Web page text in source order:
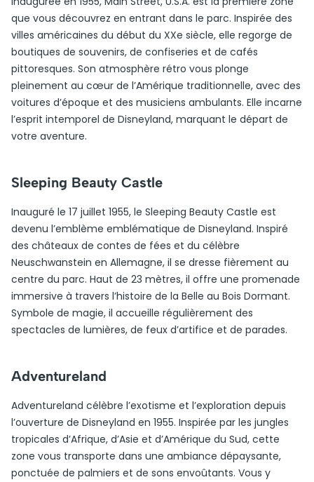
que vous découvrez en entrant dans le parc. Inspirée des
villes américaines du début du XXe siècle, elle regorge de
boutiques de souvenirs, de confiseries et de cafés
pittoresques. Son atmosphère rétro vous plonge
pleinement au cœur de l’Amérique traditionnelle, avec des
voitures d’époque et des musiciens ambulants. Elle incarne
l’esprit intemporel de Disneyland, marquant le départ de
votre aventure.
Sleeping Beauty Castle
Inauguré le 17 juillet 1955, le Sleeping Beauty Castle est
devenu l’emblème emblématique de Disneyland. Inspiré
des châteaux de contes de fées et du célèbre
Neuschwanstein en Allemagne, il se dresse fièrement au
centre du parc. Haut de 23 mètres, il offre une promenade
immersive à travers l’histoire de la Belle au Bois Dormant.
Symbole de magie, il accueille régulièrement des
spectacles de lumières, de feux d’artifice et de parades.
Adventureland
Adventureland célèbre l’exotisme et l’exploration depuis
l’ouverture de Disneyland en 1955. Inspirée par les jungles
tropicales d’Afrique, d’Asie et d’Amérique du Sud, cette
zone vous transporte dans une ambiance dépaysante,
ponctuée de palmiers et de sons envoûtants. Vous y